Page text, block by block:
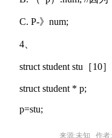
C. P-》num;
4、
struct student stu［10
struct student * p;
p=stu;
来源:未知 作者: